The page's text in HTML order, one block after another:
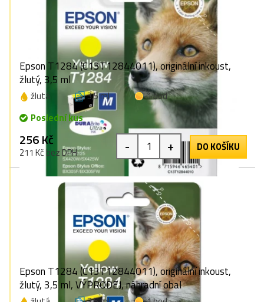
Epson T1284 (C13T12844011), originální inkoust,
žlutý, 3,5 ml
žlutá 3,5 ml
1 bod
Poslední kus
256 Kč
211 Kč bez DPH - + DO KOŠÍKU
Epson T1284 (C13T12844011), originální inkoust,
žlutý, 3,5 ml, VÝPRODEJ, náhradní obal